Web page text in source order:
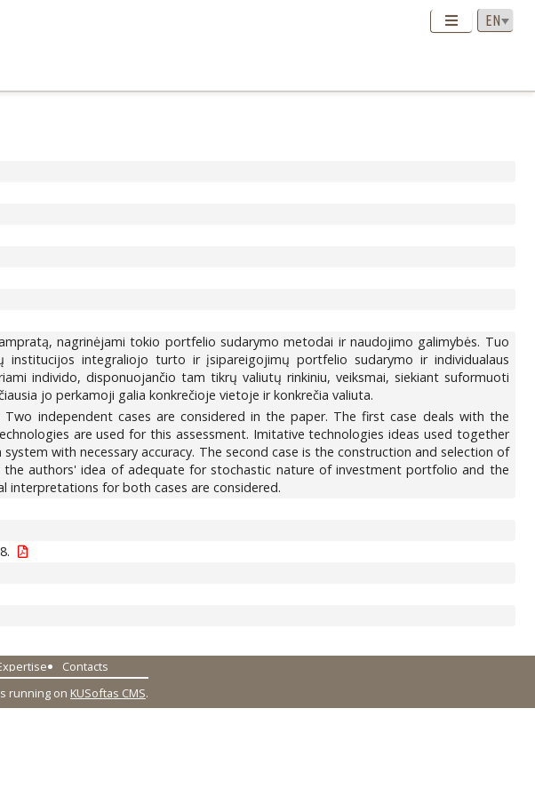
nagrinėjami tokio portfelio sudarymo metodai ir naudojimo galimybės. Tuo
institucijos integraliojo turto ir įsipareigojimų portfelio sudarymo ir individualaus
individo, disponuojančio tam tikrų valiutų rinkiniu, veiksmai, siekiant suformuoti
jo perkamoji galia konkrečioje vietoje ir konkrečia valiuta.
independent cases are considered in the paper. The first case deals with the
are used for this assessment. Imitative technologies ideas used together
with necessary accuracy. The second case is the construction and selection of
authors' idea of adequate for stochastic nature of investment portfolio and the
interpretations for both cases are considered.
Contacts
running on KUSoftas CMS.